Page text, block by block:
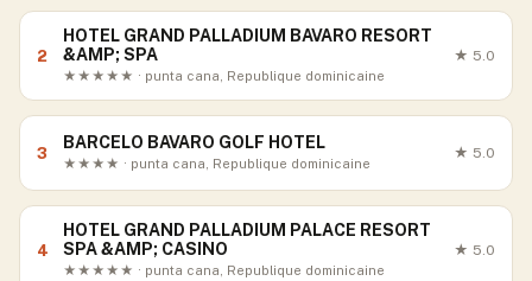
2
HOTEL GRAND PALLADIUM BAVARO RESORT
&AMP; SPA
★★★★★ · punta cana, Republique dominicaine
★ 5.0
3
BARCELO BAVARO GOLF HOTEL
★★★★ · punta cana, Republique dominicaine
★ 5.0
4
HOTEL GRAND PALLADIUM PALACE RESORT
SPA &AMP; CASINO
★★★★★ · punta cana, Republique dominicaine
★ 5.0